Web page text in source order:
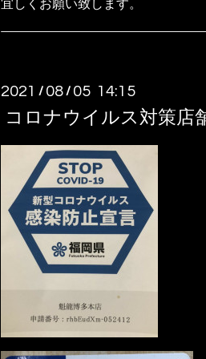
宜しくお願い致します。
2021 / 08 / 05 14:15
コロナウイルス対策店